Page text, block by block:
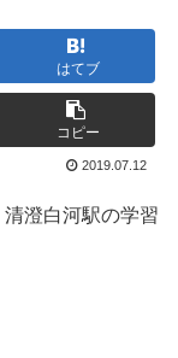
はてブ
コピー
2019.07.12
澄白河駅の学習